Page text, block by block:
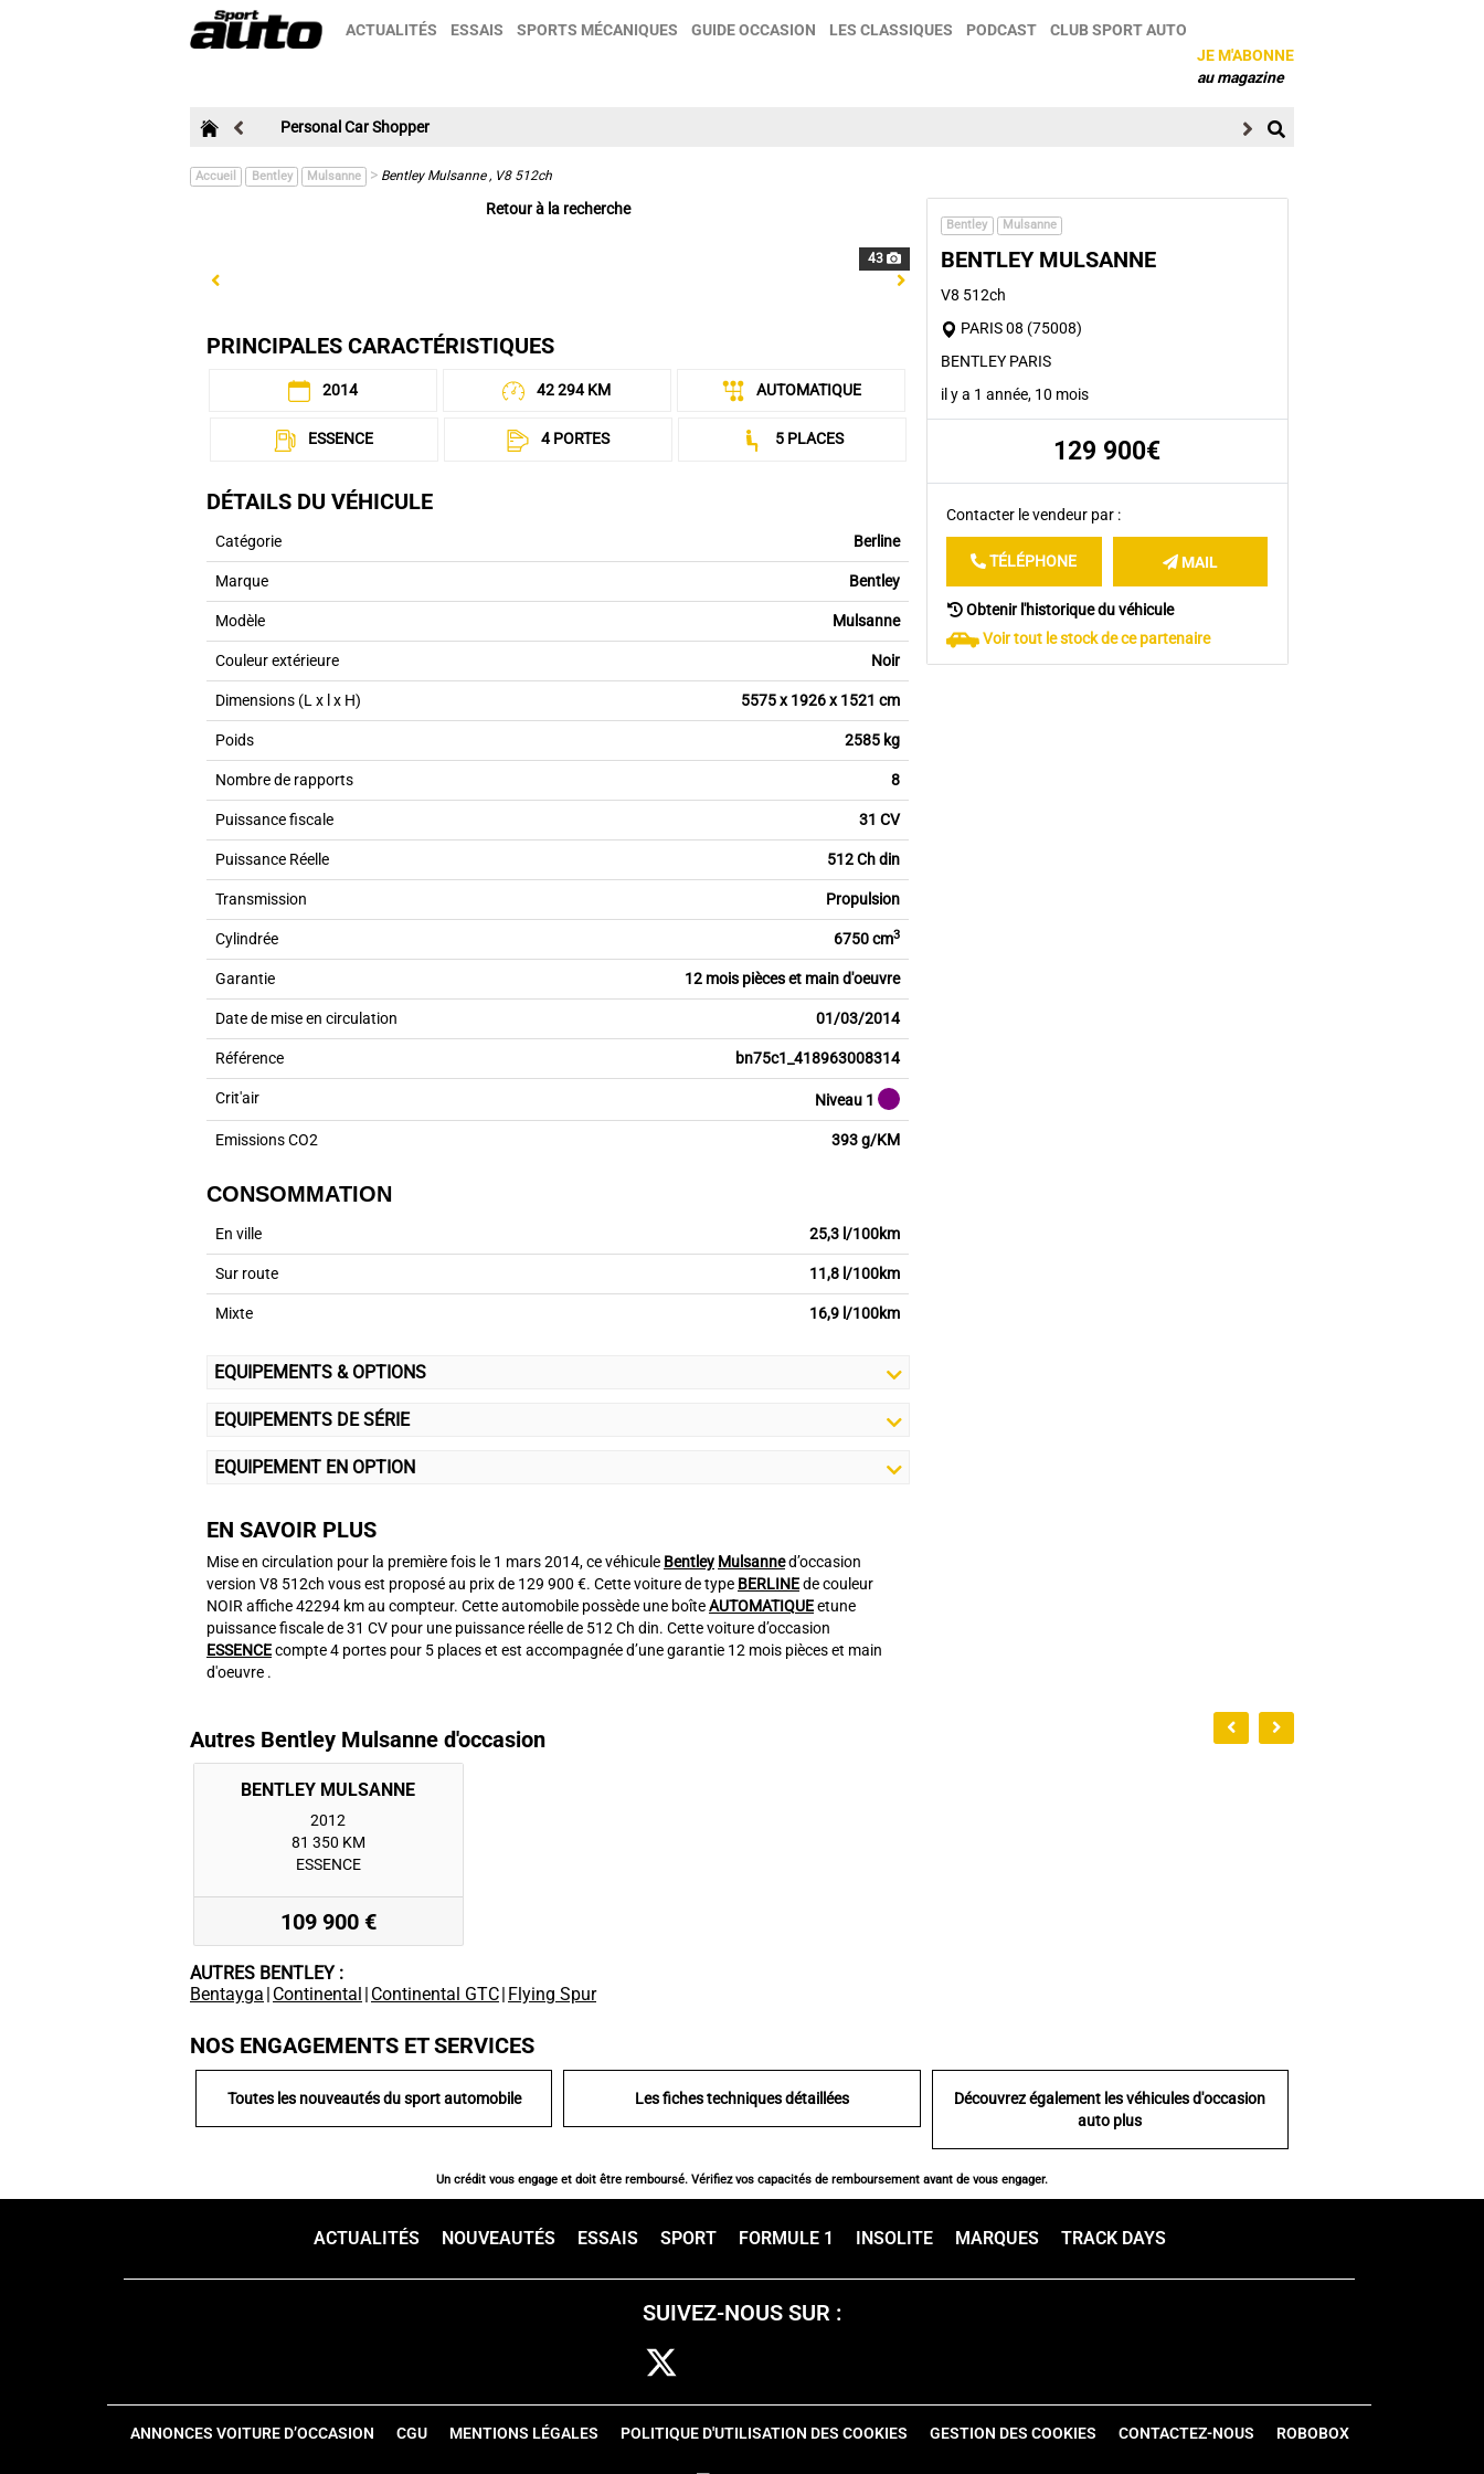
ACTUALITÉS ESSAIS SPORTS MÉCANIQUES GUIDE OCCASION LES CLASSIQUES PODCAST
CLUB SPORT AUTO
JE M'ABONNE
au magazine
Personal Car Shopper
Accueil Bentley Mulsanne > Bentley Mulsanne , V8 512ch
Retour à la recherche
43
PRINCIPALES CARACTÉRISTIQUES
2014 42 294 KM AUTOMATIQUE
ESSENCE 4 PORTES 5 PLACES
DÉTAILS DU VÉHICULE
Catégorie Berline
Marque Bentley
Modèle Mulsanne
Couleur extérieure Noir
Dimensions (L x l x H) 5575 x 1926 x 1521 cm
Poids 2585 kg
Nombre de rapports 8
Puissance fiscale 31 CV
Puissance Réelle 512 Ch din
Transmission Propulsion
Cylindrée 6750 cm3
Garantie 12 mois pièces et main d'oeuvre
Date de mise en circulation 01/03/2014
Référence bn75c1_418963008314
Crit'air Niveau 1
Emissions CO2 393 g/KM
CONSOMMATION
En ville 25,3 l/100km
Sur route 11,8 l/100km
Mixte 16,9 l/100km
EQUIPEMENTS & OPTIONS
EQUIPEMENTS DE SÉRIE
EQUIPEMENT EN OPTION
EN SAVOIR PLUS
Mise en circulation pour la première fois le 1 mars 2014, ce véhicule Bentley Mulsanned’occasion
version V8 512ch vous est proposé au prix de 129 900 €. Cette voiture de type BERLINEde couleur
NOIR affiche 42294 km au compteur. Cette automobile possède une boîteAUTOMATIQUEetune
puissance fiscale de 31 CV pour une puissance réelle de 512 Ch din. Cette voiture d’occasion
ESSENCEcompte 4 portes pour 5 places et est accompagnée d’une garantie 12 mois pièces et main
d'oeuvre .
Bentley Mulsanne
BENTLEY MULSANNE
V8 512ch
PARIS 08 (75008)
BENTLEY PARIS
il y a 1 année, 10 mois
129 900€
Contacter le vendeur par :
TÉLÉPHONE MAIL
Obtenir l'historique du véhicule
Voir tout le stock de ce partenaire
Autres Bentley Mulsanne d'occasion
2012
81 350 KM
ESSENCE
109 900 €
AUTRES BENTLEY :
Bentayga Continental Continental GTC Flying Spur
NOS ENGAGEMENTS ET SERVICES
Toutes les nouveautés du sport automobile Les fiches techniques détaillées
Découvrez également les véhicules d'occasion
auto plus
Un crédit vous engage et doit être remboursé. Vérifiez vos capacités de remboursement avant de vous engager.
ACTUALITÉS NOUVEAUTÉS ESSAIS SPORT FORMULE 1 INSOLITE MARQUES TRACK DAYS
SUIVEZ-NOUS SUR :
ANNONCES VOITURE D’OCCASION CGU MENTIONS LÉGALES POLITIQUE D'UTILISATION DES COOKIES GESTION DES COOKIES CONTACTEZ-NOUS ROBOBOX